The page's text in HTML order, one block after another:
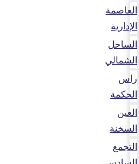
العاصمة
الإدارية
الساحل
الشمالي
راس
الحكمة
العين
السخنة
التجمع